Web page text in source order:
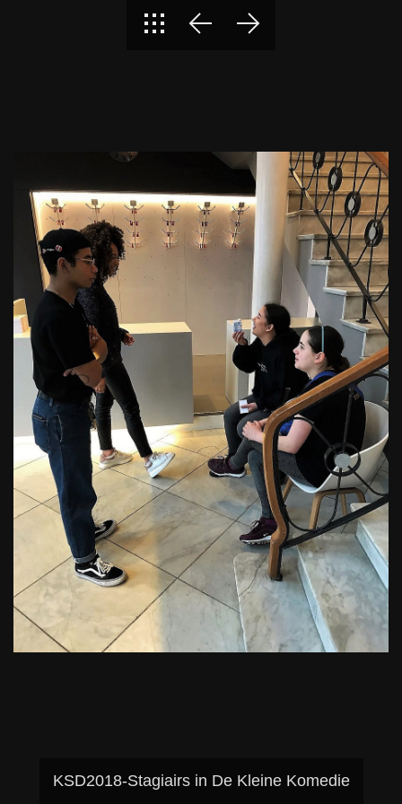
KSD2018-Stagiairs in De Kleine Komedie